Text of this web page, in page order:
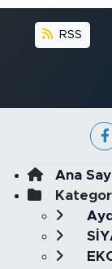
RSS
Ana